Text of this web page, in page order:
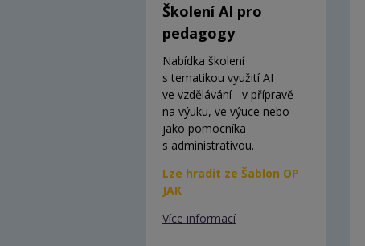
Školení AI pro
pedagogy
Nabídka školení
s tematikou využití AI
ve vzdělávání - v přípravě
na výuku, ve výuce nebo
jako pomocníka
s administrativou.
Lze hradit ze Šablon OP
JAK
Více informací